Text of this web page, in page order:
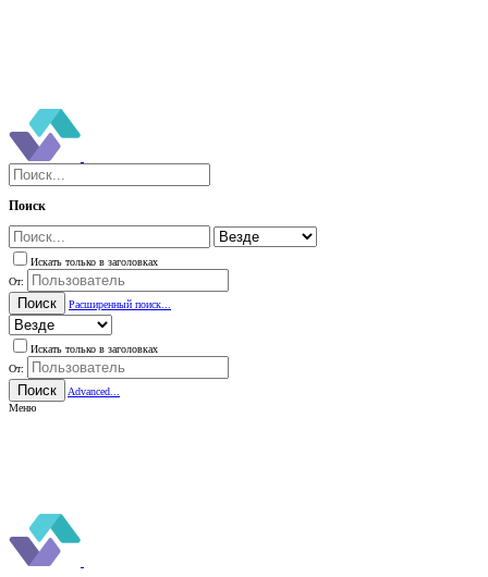
Поиск
Искать только в заголовках
От:
Поиск Расширенный поиск...
Искать только в заголовках
От:
Поиск
Advanced...
Меню